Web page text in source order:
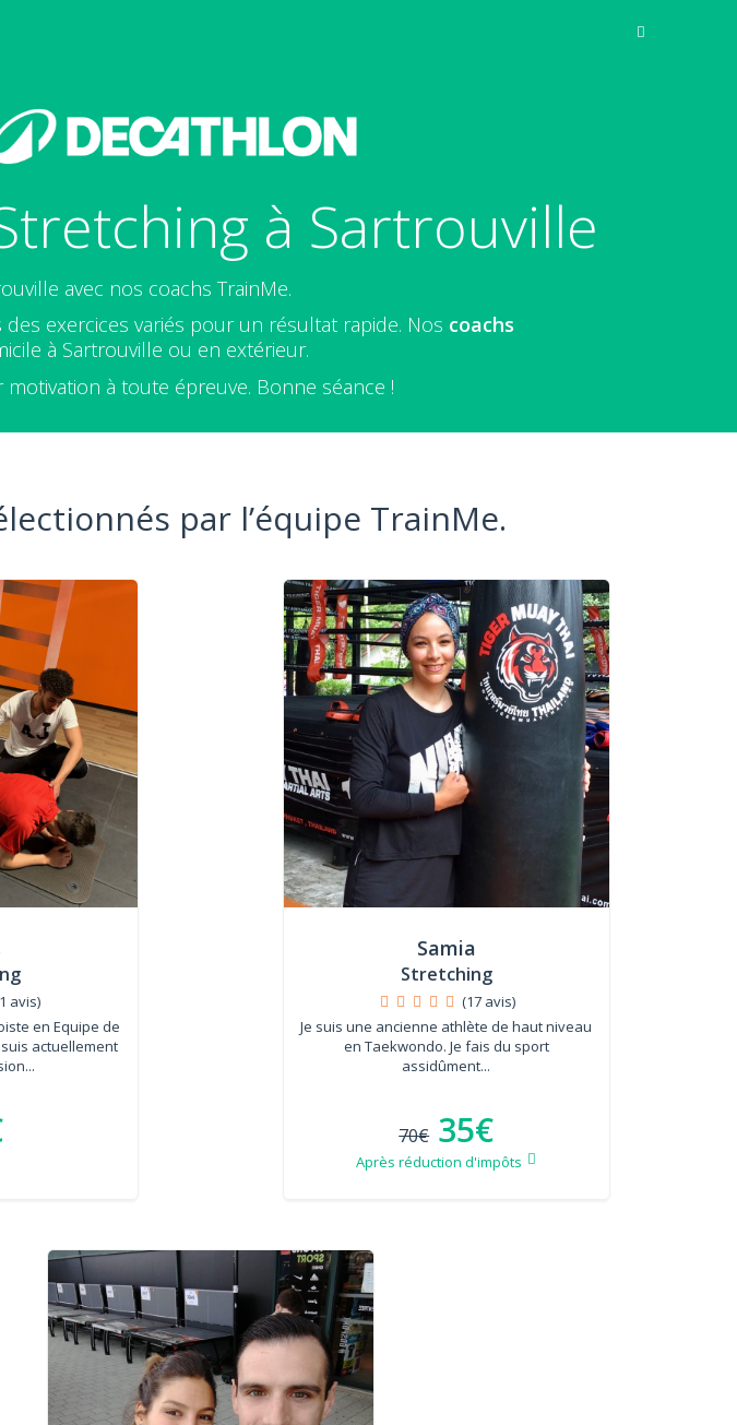
à Sartrouville
avec nos coachs TrainMe.
exercices variés pour un résultat rapide. Nos coachs
à Sartrouville ou en extérieur.
à toute épreuve. Bonne séance !
par l’équipe TrainMe.
avis)
en Equipe de
suis actuellement
Samia
Stretching
(17 avis)
Je suis une ancienne athlète de haut niveau
en Taekwondo. Je fais du sport
assidûment...
70€ 35€
Après réduction d'impôts